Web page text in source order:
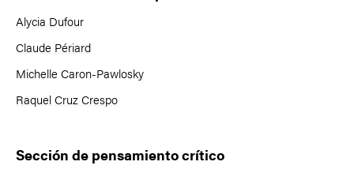
Alycia Dufour
Claude Périard
Michelle Caron-Pawlosky
Raquel Cruz Crespo
Sección de pensamiento crítico